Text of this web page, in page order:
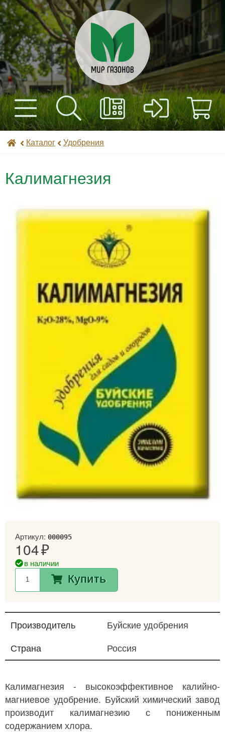
Каталог
Оплата
Контакты
+7(495) 597-82-01
Найти
Мир газонов
Каталог Удобрения
Калимагнезия
Артикул: 000095
104
в наличии
Купить
Производитель
Буйские удобрения
Страна
Россия
Калимагнезия - высокоэффективное калийно-
магниевое удобрение. Буйский химический завод
производит калимагнезию с пониженным
содержанием хлора.